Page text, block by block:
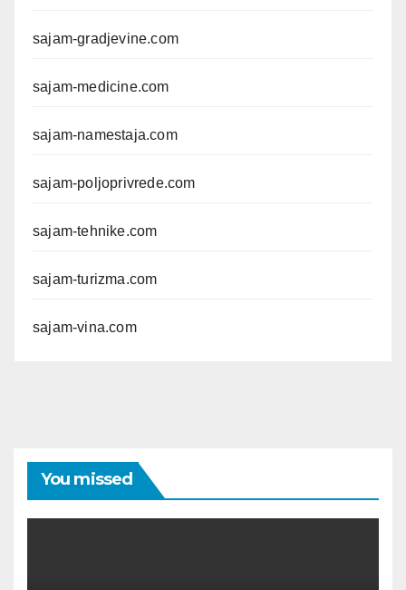
sajam-gradjevine.com
sajam-medicine.com
sajam-namestaja.com
sajam-poljoprivrede.com
sajam-tehnike.com
sajam-turizma.com
sajam-vina.com
You missed